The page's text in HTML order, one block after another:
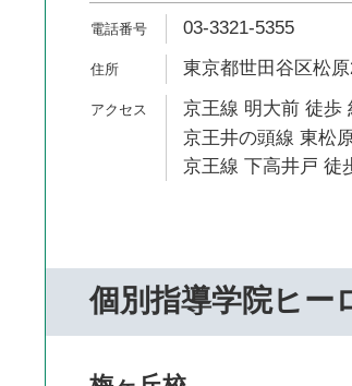
03-3321-5355
東京都世田谷区松
京王線 明大前 徒歩
京王井の頭線 東松
京王線 下高井戸 徒
個別指導学院ヒー